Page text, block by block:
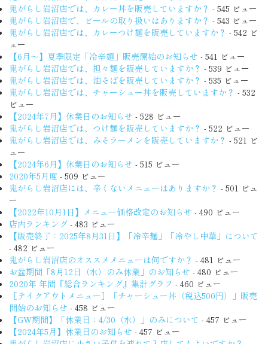
鬼がらし岩沼店では、カレー丼を販売していますか？ - 545 ビュー
鬼がらし岩沼店で、ビールの取り扱いはありますか？ - 543 ビュー
鬼がらし岩沼店では、カレーつけ麺を販売していますか？ - 542 ビ
ュー
【6月〜】夏季限定「冷辛麺」販売開始のお知らせ - 541 ビュー
鬼がらし岩沼店では、担々麺を販売していますか？ - 539 ビュー
鬼がらし岩沼店では、油そばを販売していますか？ - 535 ビュー
鬼がらし岩沼店では、チャーシュー丼を販売していますか？ - 532
ビュー
【2024年7月】休業日のお知らせ - 528 ビュー
鬼がらし岩沼店では、つけ麺を販売していますか？ - 522 ビュー
鬼がらし岩沼店では、みそラーメンを販売していますか？ - 521 ビ
ュー
【2024年6月】休業日のお知らせ - 515 ビュー
2020年5月度 - 509 ビュー
鬼がらし岩沼店には、辛くないメニューはありますか？ - 501 ビュ
ー
【2022年10月1日】メニュー価格改定のお知らせ - 490 ビュー
店内ランキング - 483 ビュー
【販売終了：2025年8月31日】「冷辛麺」「冷やし中華」について
- 482 ビュー
鬼がらし岩沼店のオススメメニューは何ですか？ - 481 ビュー
お盆期間「8月12日（水）のみ休業」のお知らせ - 480 ビュー
2020年 年間『総合ランキング』集計グラフ - 460 ビュー
［テイクアウトメニュー］「チャーシュー丼（税込500円）」販売
開始のお知らせ - 458 ビュー
【GW期間】「休業日：4/30（水）」のみについて - 457 ビュー
【2024年5月】休業日のお知らせ - 457 ビュー